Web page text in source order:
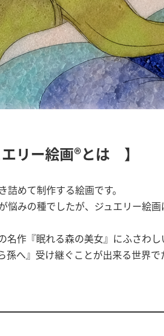
リー絵画®とは 】
めて制作する絵画です。
悩みの種でしたが、ジュエリー絵
作『眠れる森の美女』にふさわし
孫へ』受け継ぐことが出来る世界